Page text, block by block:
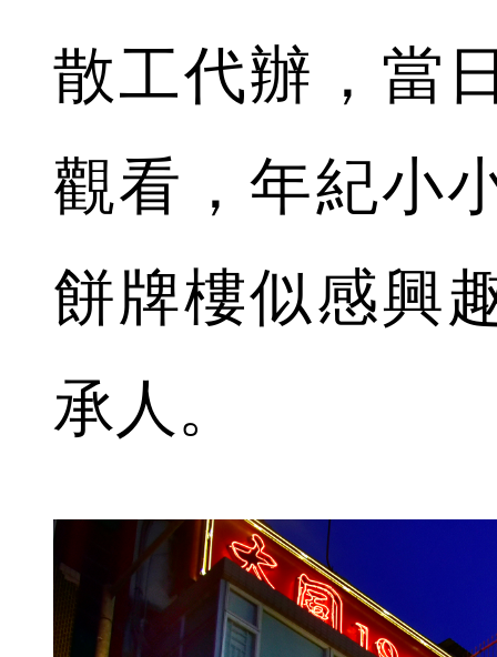
散工代辦，當
觀看，年紀小
餅牌樓似感興
承人。